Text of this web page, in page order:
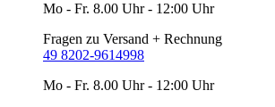
Mo - Fr. 8.00 Uhr - 12:00 Uhr
Fragen zu Versand + Rechnung
49 8202-9614998
Mo - Fr. 8.00 Uhr - 12:00 Uhr